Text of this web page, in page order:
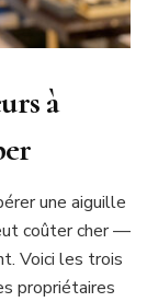
à
une aiguille
coûter cher —
Voici les trois
propriétaires